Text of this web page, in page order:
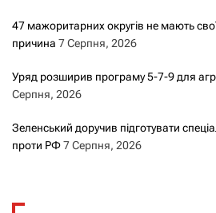
47 мажоритарних округів не мають
причина 7 Серпня, 2026
Уряд розширив програму 5-7-9 для
Серпня, 2026
Зеленський доручив підготувати
проти РФ7 Серпня, 2026